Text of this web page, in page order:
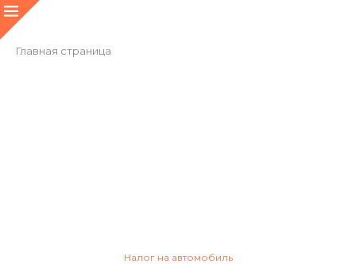
Главная страница
Налог на автомобиль